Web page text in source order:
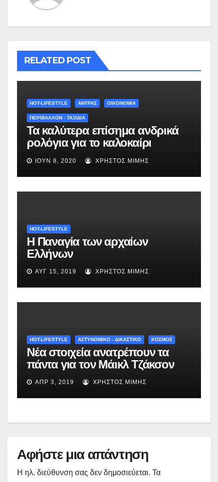
RELATED POST
HOT-LIFESTYLE ΆΝΤΡΑΣ ΟΙΚΟΝΟΜΙΑ
ΠΕΡΙΒΑΛΛΟΝ - ΤΑΞΙΔΙΑ
Τα καλύτερα επίσημα ανδρικά
ρολόγια για το καλοκαίρι
(εικόνες)
ΙΟΎΝ 8, 2020 ΧΡΉΣΤΟΣ ΜΊΜΗΣ
HOT-LIFESTYLE
Η Παναγία των αρχαίων
Ελλήνων
ΑΥΓ 15, 2019 ΧΡΉΣΤΟΣ ΜΊΜΗΣ
HOT-LIFESTYLE ΑΣΤΥΝΟΜΙΚΟ - ΔΙΚΑΣΤΙΚΟ ΚΟΣΜΟΣ
Νέα στοιχεία ανατρέπουν τα
πάντα για τον Μάικλ Τζάκσον
ΑΠΡ 3, 2019 ΧΡΉΣΤΟΣ ΜΊΜΗΣ
Αφήστε μια απάντηση
Η ηλ. διεύθυνση σας δεν δημοσιεύεται. Τα